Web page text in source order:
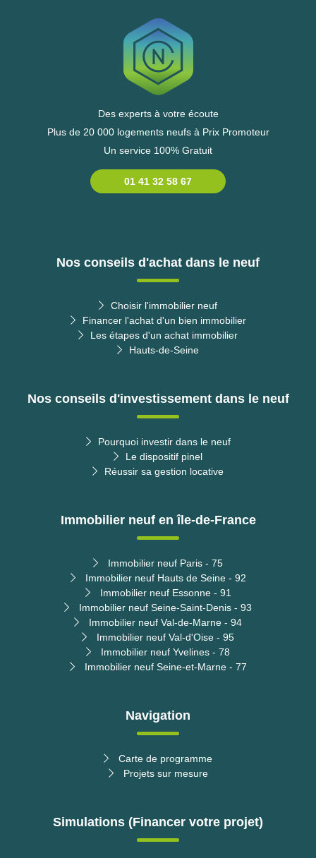
Des experts à votre écoute
Plus de 20 000 logements neufs à Prix Promoteur
Un service 100% Gratuit
01 41 32 58 67
Nos conseils d'achat dans le neuf
Choisir l'immobilier neuf
Financer l'achat d'un bien immobilier
Les étapes d'un achat immobilier
Hauts-de-Seine
Nos conseils d'investissement dans le neuf
Pourquoi investir dans le neuf
Le dispositif pinel
Réussir sa gestion locative
Immobilier neuf en île-de-France
Immobilier neuf Paris - 75
Immobilier neuf Hauts de Seine - 92
Immobilier neuf Essonne - 91
Immobilier neuf Seine-Saint-Denis - 93
Immobilier neuf Val-de-Marne - 94
Immobilier neuf Val-d'Oise - 95
Immobilier neuf Yvelines - 78
Immobilier neuf Seine-et-Marne - 77
Navigation
Carte de programme
Projets sur mesure
Simulations (Financer votre projet)